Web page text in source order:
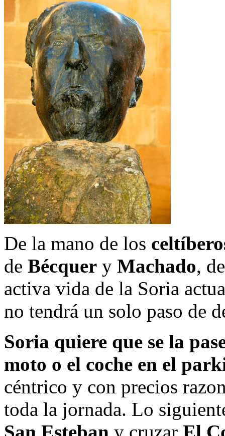
De la mano de los
de Bécquer y Machado,
activa vida de la Soria
no tendrá un solo paso de
Soria quiere que se la
moto o el coche en el
céntrico y con precios
toda la jornada. Lo
San Esteban y cruzar El